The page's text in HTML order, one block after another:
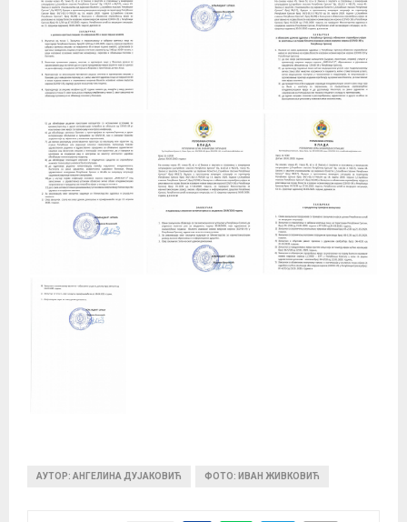
АУТОР: АНГЕЛИНА ДУЈАКОВИЋ ФОТО: ИВАН ЖИВКОВИЋ